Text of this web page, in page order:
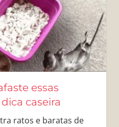
essas
caseira
ratos e baratas de